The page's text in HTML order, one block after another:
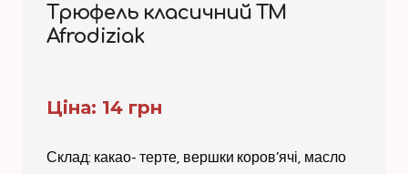
Трюфель класичний ТМ
Afrodiziak
Ціна: 14 грн
Склад: какао- терте, вершки коров’ячі, масло